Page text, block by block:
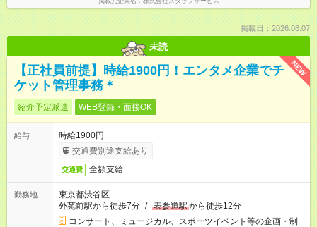
掲載日：2026.08.07
未読
NEW
【正社員前提】時給1900円！エンタメ企業でチ
ケット管理事務＊
紹介予定派遣 WEB登録・面接OK
給与
時給1900円
交通費別途支給あり
交通費 全額支給
勤務地
東京都渋谷区
外苑前駅から徒歩7分 / 表参道駅から徒歩12分
コンサート、ミュージカル、スポーツイベント等の企画・制